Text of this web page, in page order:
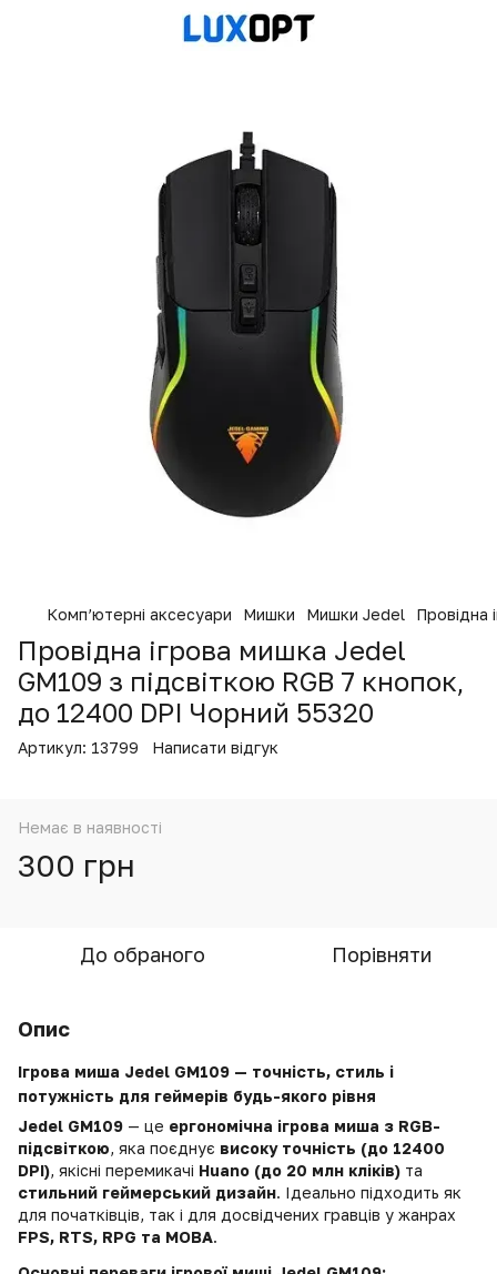
Комп’ютерні аксесуари Мишки Мишки Jedel Провідна
Провідна ігрова мишка Jedel
GM109 з підсвіткою RGB 7 кнопок,
до 12400 DPI Чорний 55320
Артикул: 13799 Написати відгук
Немає в наявності
300 грн
До обраного Порівняти
Опис
Ігрова миша Jedel GM109 — точність, стиль і
потужність для геймерів будь-якого рівня
Jedel GM109 — це ергономічна ігрова миша з RGB-
підсвіткою, яка поєднує високу точність (до 12400
DPI), якісні перемикачі Huano (до 20 млн кліків) та
стильний геймерський дизайн. Ідеально підходить як
для початківців, так і для досвідчених гравців у жанрах
FPS, RTS, RPG та MOBA.